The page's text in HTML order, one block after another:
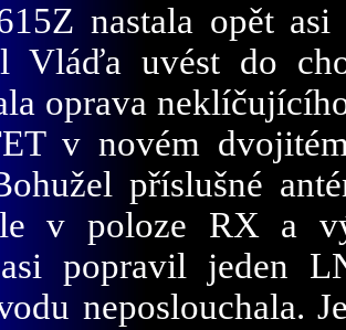
nastala opět
Vláďa uvést do
oprava
v novém
příslušné
v poloze RX a
popravil jeden
neposlouchala.